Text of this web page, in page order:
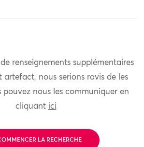
renseignements supplémentaires
artefact, nous serions ravis de les
pouvez nous les communiquer en
cliquant ici
LA RECHERCHE